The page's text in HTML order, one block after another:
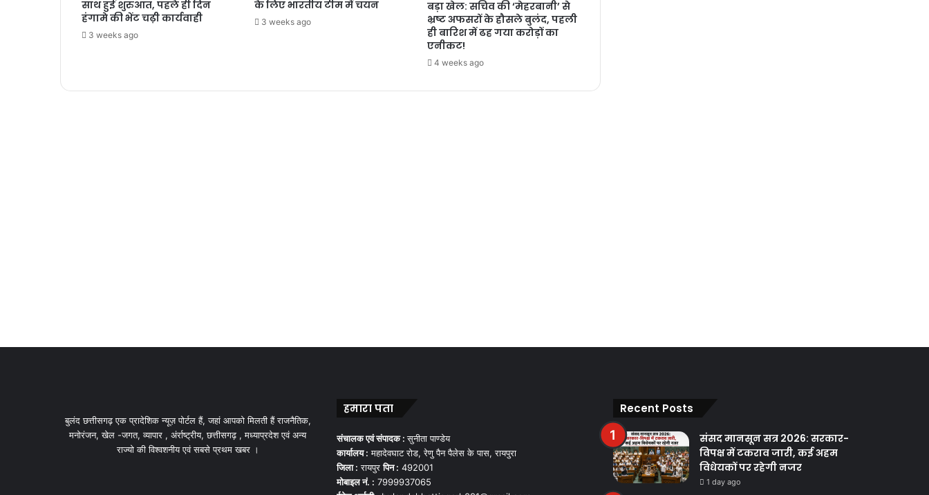
साथ हुई शुरुआत, पहले ही दिन
हंगामे की भेंट चढ़ी कार्यवाही
3 weeks ago
के लिए भारतीय टीम में चयन
3 weeks ago
बड़ा खेल: सचिव की ‘मेहरबानी’ से
भ्रष्ट अफसरों के हौसले बुलंद, पहली
ही बारिश में ढह गया करोड़ों का
एनीकट!
4 weeks ago
बुलंद छत्तीसगढ़ एक प्रादेशिक न्यूज़ पोर्टल हैं, जहां आपको मिलती हैं राजनैतिक,
मनोरंजन, खेल -जगत, व्यापार , अंर्राष्ट्रीय, छत्तीसगढ़ , मध्याप्रदेश एवं अन्य
राज्यो की विश्वशनीय एवं सबसे प्रथम खबर ।
हमारा पता
संचालक एवं संपादक :सुनीता पाण्डेय
कार्यालय : महादेवघाट रोड, रेणु पैन पैलेस के पास, रायपुरा
जिला : रायपुरपिन : 492001
मोबाइल नं. : 7999937065
Recent Posts
संसद मानसून सत्र 2026: सरकार-
विपक्ष में टकराव जारी, कई अहम
विधेयकों पर रहेगी नजर
1 day ago